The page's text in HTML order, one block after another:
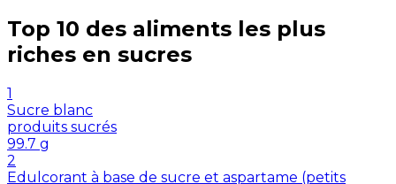
Top 10 des aliments les plus
riches en sucres
1
Sucre blanc
produits sucrés
99.7 g
2
Edulcorant à base de sucre et aspartame (petits